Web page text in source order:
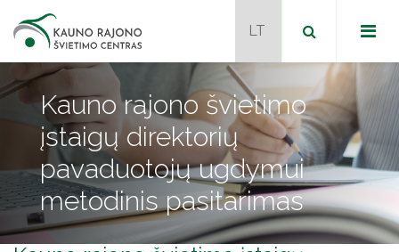
Dokumentai
Metodiniai būreliai
Programos
Naudingos nuorodos
Kauno rajono švietimo
įstaigų direktorių
pavaduotojų ugdymui
metodinis pasitarimas